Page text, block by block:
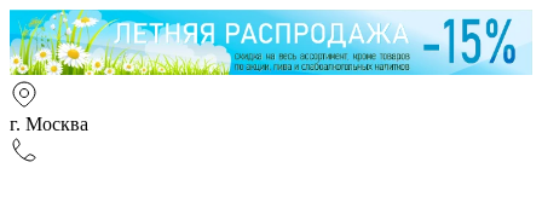
г. Москва